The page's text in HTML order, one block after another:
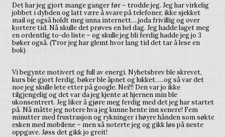
Det har jeg gjort mange ganger før – trodde jeg. Jeg har virkelig
jobbet i dybden og latt være å svare på telefoner, ikke sjekket
mail og også holdt meg unna internett….joda frivillig og over
kortere tid. Nå skulle det prøves en hel dag. Jeg hadde laget meg
en ordentlig to-do liste – og skulle jeg bli ferdig hadde jeg jo 3
bøker også. (Tror jeg har glemt hvor lang tid det tar å lese en
bok)
Vi begynte motivert og full av energi. Nyhetsbrev ble skrevet,
kurs ble gjort ferdig, bøker ble åpnet og lukket…..og så var det
noe jeg skulle lete etter på google. Nei!!! Den var jo ikke
tilgjengelig og det var da jeg kjente at hjernen min ble
ukonsentrert. Jeg liker å gjøre meg ferdig med det jeg har startet
på. Nå måtte jeg notere hva jeg kunne hente inn senere! Fem
minutter med frustrasjon og rykninger i høyre hånden som søkte
esken med mobilene – men så noterte jeg og gikk løs på neste
oppgave. Jøss det gikk jo greit!